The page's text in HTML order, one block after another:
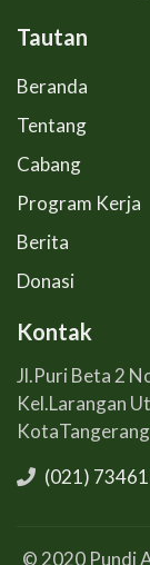
Tautan
Beranda
Tentang
Cabang
Program Kerja
Berita
Donasi
Kontak
Jl.Puri Beta 2
Kel.Larangan
(021)
© 2020 Pundi